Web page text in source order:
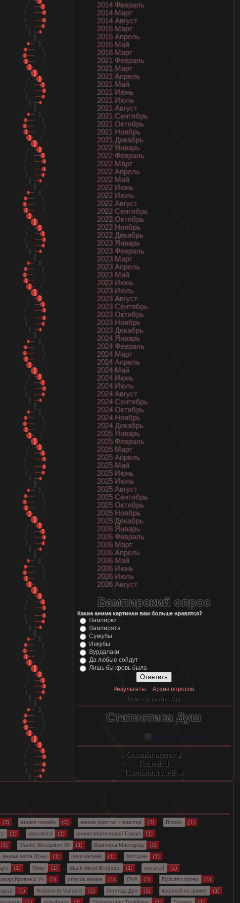
2014 Февраль
2014 Март
2014 Август
2015 Март
2015 Апрель
2015 Май
2016 Март
2021 Февраль
2021 Март
2021 Апрель
2021 Май
2021 Июнь
2021 Июль
2021 Август
2021 Сентябрь
2021 Октябрь
2021 Ноябрь
2021 Декабрь
2022 Январь
2022 Февраль
2022 Март
2022 Апрель
2022 Май
2022 Июнь
2022 Июль
2022 Август
2022 Сентябрь
2022 Октябрь
2022 Ноябрь
2022 Декабрь
2023 Январь
2023 Февраль
2023 Март
2023 Апрель
2023 Май
2023 Июнь
2023 Июль
2023 Август
2023 Сентябрь
2023 Октябрь
2023 Ноябрь
2023 Декабрь
2024 Январь
2024 Февраль
2024 Март
2024 Апрель
2024 Май
2024 Июнь
2024 Июль
2024 Август
2024 Сентябрь
2024 Октябрь
2024 Ноябрь
2024 Декабрь
2025 Январь
2025 Февраль
2025 Март
2025 Апрель
2025 Май
2025 Июнь
2025 Июль
2025 Август
2025 Сентябрь
2025 Октябрь
2025 Ноябрь
2025 Декабрь
2026 Январь
2026 Февраль
2026 Март
2026 Апрель
2026 Май
2026 Июнь
2026 Июль
2026 Август
Вампирский опрос
Какие аниме картинки вам больше нравятся?
Вампирки
Вампирята
Суккубы
Инкубы
Вурдалаки
Да любые сойдут
Лишь бы кровь была
Результаты ·Архив опросов
Всего ответов: 150
Статистика Душ
Онлайн всего: 1
Гостей: 1
Пользователей: 0
(3) аниме онлайн (3) аниме крестик + вампир (2) Blood+
(1)
(1) Vassalord (1) аниме Магический Покан
(1)
(1) Master Mosquiton 99 (1) Вампиры Маскарад
(1)
аниме Фаза Луны (1) цикл жизней (1) Хатцуне
(1)
(1) Мику (1) Black Blood Brothers (1) косплей
(1)
Кровных Уз (1) список аниме (1) OVA (1) Буйство крови
(1)
(1) Rosario to Vampire (1) Легенда Дуо (1) косплей по аниме
(1)